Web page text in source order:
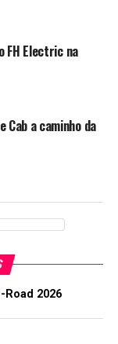
FH Electric na
Cab a caminho da
2026